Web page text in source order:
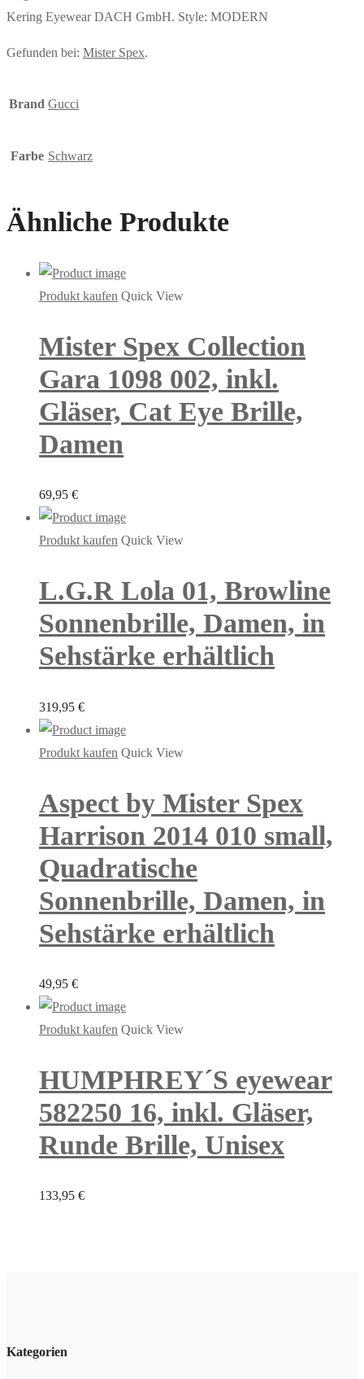
Kering Eyewear DACH GmbH. Style: MODERN
Gefunden bei: Mister Spex.
Brand Gucci
Farbe Schwarz
Ähnliche Produkte
Produkt kaufen Quick View
Mister Spex Collection
Gara 1098 002, inkl.
Gläser, Cat Eye Brille,
Damen
69,95 €
Produkt kaufen Quick View
L.G.R Lola 01, Browline
Sonnenbrille, Damen, in
Sehstärke erhältlich
319,95 €
Produkt kaufen Quick View
Aspect by Mister Spex
Harrison 2014 010 small,
Quadratische
Sonnenbrille, Damen, in
Sehstärke erhältlich
49,95 €
Produkt kaufen Quick View
HUMPHREY´S eyewear
582250 16, inkl. Gläser,
Runde Brille, Unisex
133,95 €
Kategorien